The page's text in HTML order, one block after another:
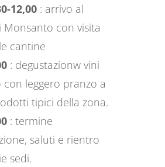
12,00 : arrivo al
Monsanto con visita
cantine
: degustazionw vini
leggero pranzo a
tipici della zona.
: termine
saluti e rientro
sedi.